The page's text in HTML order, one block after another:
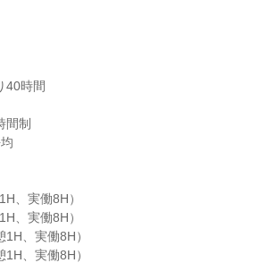
40時間
間制
、実働8H）
、実働8H）
、実働8H）
、実働8H）